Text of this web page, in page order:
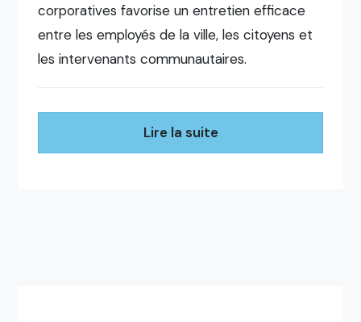
corporatives favorise un entretien efficace
entre les employés de la ville, les citoyens et
les intervenants communautaires.
Lire la suite